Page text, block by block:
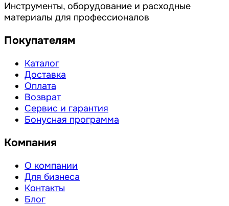
Инструменты, оборудование и расходные
материалы для профессионалов
Покупателям
Каталог
Доставка
Оплата
Возврат
Сервис и гарантия
Бонусная программа
Компания
О компании
Для бизнеса
Контакты
Блог